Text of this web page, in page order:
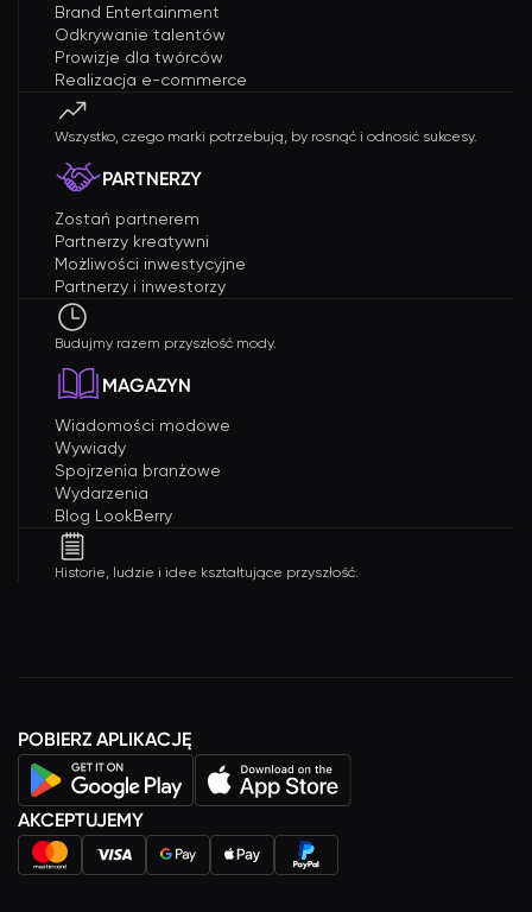
Brand Entertainment
Odkrywanie talentów
Prowizje dla twórców
Realizacja e-commerce
Wszystko, czego marki potrzebują, by rosnąć i odnosić sukcesy.
PARTNERZY
Zostań partnerem
Partnerzy kreatywni
Możliwości inwestycyjne
Partnerzy i inwestorzy
Budujmy razem przyszłość mody.
MAGAZYN
Wiadomości modowe
Wywiady
Spojrzenia branżowe
Wydarzenia
Blog LookBerry
Historie, ludzie i idee kształtujące przyszłość.
POBIERZ APLIKACJĘ
AKCEPTUJEMY